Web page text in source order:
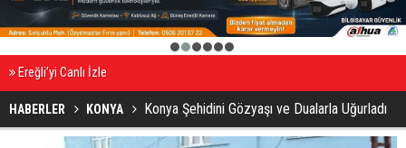
2 3 4 5 6
Ereğli’yi Canlı İzle
HABERLER KONYA Konya Şehidini Gözyaşı ve Dualarla Uğurladı